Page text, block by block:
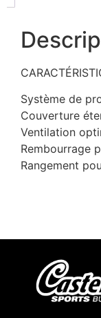
Système de
Couverture
Ventilation
Rembourrage
Rangement